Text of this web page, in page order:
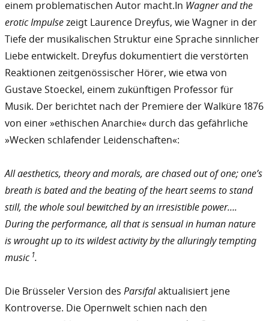
einem problematischen Autor macht.In Wagner and the
erotic Impulsezeigt Laurence Dreyfus, wie Wagner in der
Tiefe der musikalischen Struktur eine Sprache sinnlicher
Liebe entwickelt. Dreyfus dokumentiert die verstörten
Reaktionen zeitgenössischer Hörer, wie etwa von
Gustave Stoeckel, einem zukünftigen Professor für
Musik. Der berichtet nach der Premiere der Walküre 1876
von einer »ethischen Anarchie« durch das gefährliche
»Wecken schlafender Leidenschaften«:
All aesthetics, theory and morals, are chased out of one; one’s
breath is bated and the beating of the heart seems to stand
still, the whole soul bewitched by an irresistible power….
During the performance, all that is sensual in human nature
is wrought up to its wildest activity by the alluringly tempting
music 1.
Die Brüsseler Version des Parsifalaktualisiert jene
Kontroverse. Die Opernwelt schien nach den